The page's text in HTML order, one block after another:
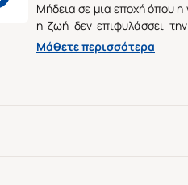
Μήδεια σε μια εποχή όπου η
η ζωή δεν επιφυλάσσει
χρόνια στους ρόλους της
υπό το άγρυπνο μάτι της
Μάθετε περισσότερα